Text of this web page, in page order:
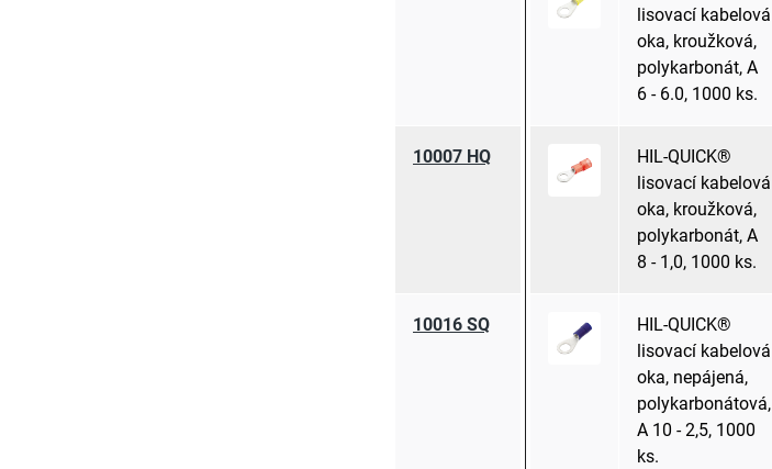
lisovací kabelová
oka, kroužková,
polykarbonát, A
6 - 6.0, 1000 ks.
10007 HQ
HIL-QUICK®
lisovací kabelová
oka, kroužková,
polykarbonát, A
8 - 1,0, 1000 ks.
10016 SQ
HIL-QUICK®
lisovací kabelová
oka, nepájená,
polykarbonátová,
A 10 - 2,5, 1000
ks.